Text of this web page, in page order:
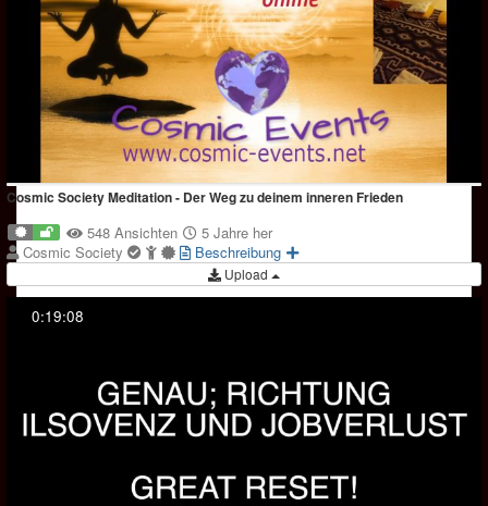
Cosmic Society Meditation - Der Weg zu deinem inneren Frieden
548 Ansichten
5 Jahre her
Cosmic Society
Beschreibung
Upload
0:19:08